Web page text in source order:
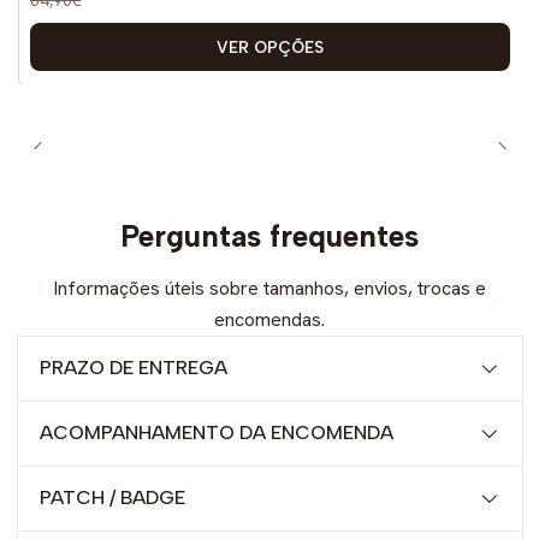
VER OPÇÕES
Perguntas frequentes
Informações úteis sobre tamanhos, envios, trocas e
encomendas.
PRAZO DE ENTREGA
ACOMPANHAMENTO DA ENCOMENDA
PATCH / BADGE